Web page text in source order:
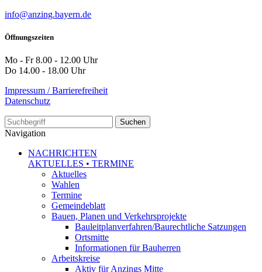
info@anzing.bayern.de
Öffnungszeiten
Mo - Fr 8.00 - 12.00 Uhr
Do 14.00 - 18.00 Uhr
Impressum / Barrierefreiheit
Datenschutz
Suche
Navigation
NACHRICHTEN
AKTUELLES • TERMINE
Aktuelles
Wahlen
Termine
Gemeindeblatt
Bauen, Planen und Verkehrsprojekte
Bauleitplanverfahren/Baurechtliche Satzungen
Ortsmitte
Informationen für Bauherren
Arbeitskreise
Aktiv für Anzings Mitte